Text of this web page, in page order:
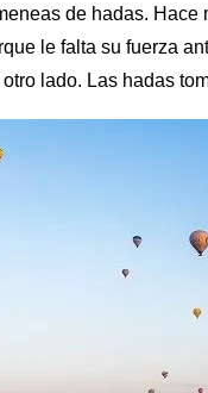
de hadas.
le falta su fuerza
lado. Las hadas